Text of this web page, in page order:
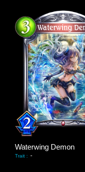
Waterwing Demon
Trait : -